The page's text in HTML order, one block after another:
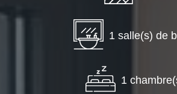
1 salle(s) de
1